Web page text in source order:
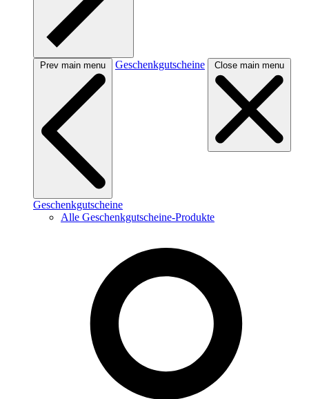
Prev main menu Geschenkgutscheine Close main menu
Geschenkgutscheine
Alle Geschenkgutscheine-Produkte